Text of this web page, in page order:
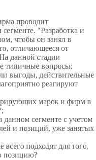
проводит
"Разработка и
чтобы он занял в
отличающееся от
данной стадии
типичные вопросы:
выгоды, действительные
реагируют
марок и фирм в
сегменте с учетом
и позиций, уже занятых
всего подходят для того,
позицию?